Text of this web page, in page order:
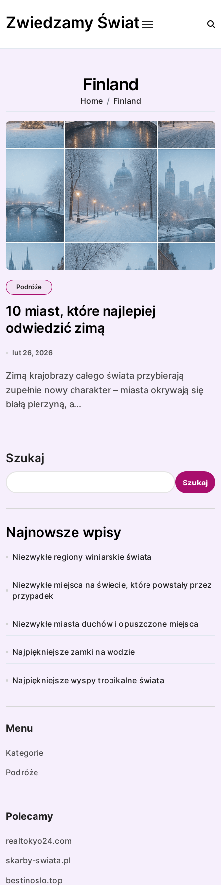
to
content
Zwiedzamy Świat
Finland
Home Finland
Podróże
10 miast, które najlepiej
odwiedzić zimą
lut 26, 2026
Zimą krajobrazy całego świata przybierają
zupełnie nowy charakter – miasta okrywają się
białą pierzyną, a...
Szukaj
Szukaj
Najnowsze wpisy
Niezwykłe regiony winiarskie świata
Niezwykłe miejsca na świecie, które powstały przez
przypadek
Niezwykłe miasta duchów i opuszczone miejsca
Najpiękniejsze zamki na wodzie
Najpiękniejsze wyspy tropikalne świata
Menu
Kategorie
Podróże
Polecamy
realtokyo24.com
skarby-swiata.pl
bestinoslo.top